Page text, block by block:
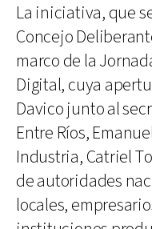
La iniciativa, que
Concejo
marco de la
Digital, cuya
Davico junto al
Entre Ríos,
Industria, Catriel
de autoridades
locales,